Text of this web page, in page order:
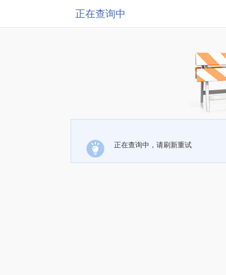
正在查询中
正在查询中，请刷新重试